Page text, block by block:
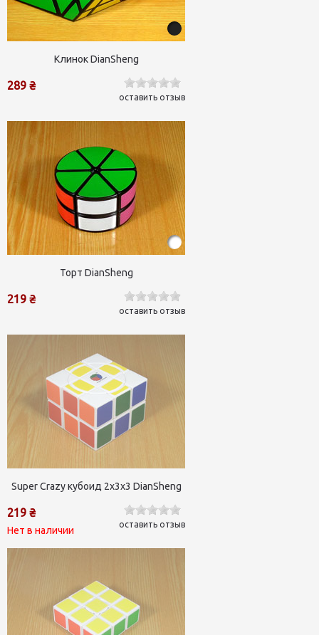
Клинок DianSheng
289 ₴
оставить отзыв
Торт DianSheng
219 ₴
оставить отзыв
Super Crazy кубоид 2х3х3 DianSheng
219 ₴
Нет в наличии
оставить отзыв